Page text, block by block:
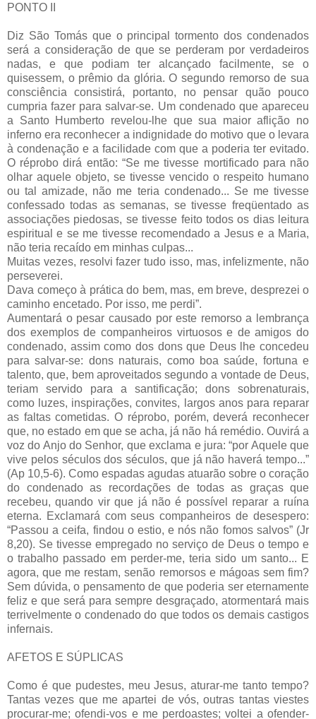
PONTO II
Diz São Tomás que o principal tormento dos condenados
será a consideração de que se perderam por verdadeiros
nadas, e que podiam ter alcançado facilmente, se o
quisessem, o prêmio da glória. O segundo remorso de sua
consciência consistirá, portanto, no pensar quão pouco
cumpria fazer para salvar-se. Um condenado que apareceu
a Santo Humberto revelou-lhe que sua maior aflição no
inferno era reconhecer a indignidade do motivo que o levara
à condenação e a facilidade com que a poderia ter evitado.
O réprobo dirá então: “Se me tivesse mortificado para não
olhar aquele objeto, se tivesse vencido o respeito humano
ou tal amizade, não me teria condenado... Se me tivesse
confessado todas as semanas, se tivesse freqüentado as
associações piedosas, se tivesse feito todos os dias leitura
espiritual e se me tivesse recomendado a Jesus e a Maria,
não teria recaído em minhas culpas...
Muitas vezes, resolvi fazer tudo isso, mas, infelizmente, não
perseverei.
Dava começo à prática do bem, mas, em breve, desprezei o
caminho encetado. Por isso, me perdi”.
Aumentará o pesar causado por este remorso a lembrança
dos exemplos de companheiros virtuosos e de amigos do
condenado, assim como dos dons que Deus lhe concedeu
para salvar-se: dons naturais, como boa saúde, fortuna e
talento, que, bem aproveitados segundo a vontade de Deus,
teriam servido para a santificação; dons sobrenaturais,
como luzes, inspirações, convites, largos anos para reparar
as faltas cometidas. O réprobo, porém, deverá reconhecer
que, no estado em que se acha, já não há remédio. Ouvirá a
voz do Anjo do Senhor, que exclama e jura: “por Aquele que
vive pelos séculos dos séculos, que já não haverá tempo...”
(Ap 10,5-6). Como espadas agudas atuarão sobre o coração
do condenado as recordações de todas as graças que
recebeu, quando vir que já não é possível reparar a ruína
eterna. Exclamará com seus companheiros de desespero:
“Passou a ceifa, findou o estio, e nós não fomos salvos” (Jr
8,20). Se tivesse empregado no serviço de Deus o tempo e
o trabalho passado em perder-me, teria sido um santo... E
agora, que me restam, senão remorsos e mágoas sem fim?
Sem dúvida, o pensamento de que poderia ser eternamente
feliz e que será para sempre desgraçado, atormentará mais
terrivelmente o condenado do que todos os demais castigos
infernais.
AFETOS E SÚPLICAS
Como é que pudestes, meu Jesus, aturar-me tanto tempo?
Tantas vezes que me apartei de vós, outras tantas viestes
procurar-me; ofendi-vos e me perdoastes; voltei a ofender-